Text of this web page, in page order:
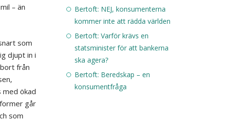
– än
som
djupt in i
från
med ökad
går
som
Bertoft: NEJ, konsumenterna
kommer inte att rädda världen
Bertoft: Varför krävs en
statsminister för att bankerna
ska agera?
Bertoft: Beredskap – en
konsumentfråga